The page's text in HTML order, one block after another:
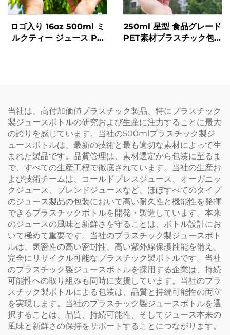
ロゴ入り 16oz 500ml ミ
ルクティー ジュース PP
250ml 星型 食品グレード
PET素材プラスチック包装
当社は、高付加価値プラスチック製品、特にプラスチック
製ジュースボトルの研究および生産に注力することに最大
の誇りを感じています。当社の500mlプラスチック製ジ
ュースボトルは、最新の技術と最も適切な素材によって生
まれた製品です。品質管理は、素材選定から包装に至るま
で、すべての生産工程で徹底されています。当社の生産お
よび技術チームは、コールドプレスジュース、オーガニッ
クジュース、ブレンドジュースなど、ほぼすべてのタイプ
のジュース製品の包装において高い耐久性と機能性を発揮
できるプラスチックボトルを開発・製造しています。本来
のジュースの風味と新鮮さを守ることは、ボトル設計にお
いて極めて重要です。当社のプラスチック製ジュースボト
ルは、気密性の高い密封性、高い紫外線保護性能を備え、
完全にリサイクル可能なプラスチック製ボトルです。当社
のプラスチック製ジュースボトルを採用する企業は、持続
可能性への取り組みも同時に支援しています。当社のプラ
スチック製ボトルによる包装は、品質と持続可能性の両立
を実現します。当社のプラスチック製ジュースボトルを選
択することは、品質、持続可能性、そしてジュース本来の
風味と新鮮さの保持をサポートすることにつながります。